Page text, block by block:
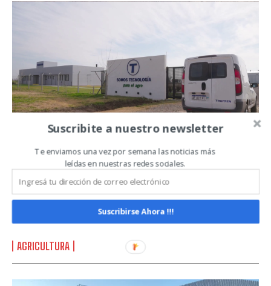
Política de Privacidad
Agregar valor al productor argentino,
la propuesta de una empresa
argentina de tecnologías integrales
para el campo.
AGRICULTURA
Suscribite a nuestro newsletter
Te enviamos una vez por semana las noticias más
leídas en nuestras redes sociales.
Suscribirse Ahora !!!